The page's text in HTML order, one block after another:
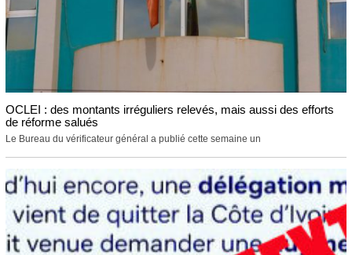
OCLEI : des montants irréguliers relevés, mais aussi des efforts
de réforme salués
Le Bureau du vérificateur général a publié cette semaine un